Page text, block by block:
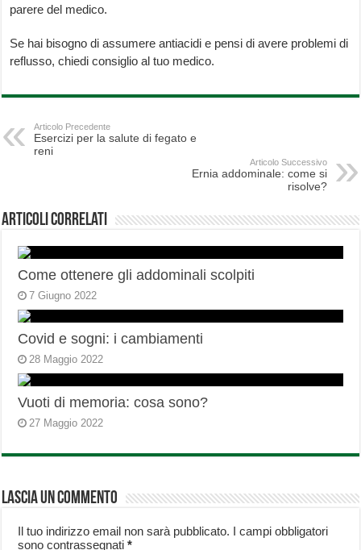
parere del medico.
Se hai bisogno di assumere antiacidi e pensi di avere problemi di
reflusso, chiedi consiglio al tuo medico.
Articolo Precedente
Esercizi per la salute di fegato e
reni
Articolo Successivo
Ernia addominale: come si
risolve?
Articoli correlati
Come ottenere gli addominali scolpiti
7 Giugno 2022
Covid e sogni: i cambiamenti
28 Maggio 2022
Vuoti di memoria: cosa sono?
27 Maggio 2022
Lascia un commento
Il tuo indirizzo email non sarà pubblicato. I campi obbligatori
sono contrassegnati*